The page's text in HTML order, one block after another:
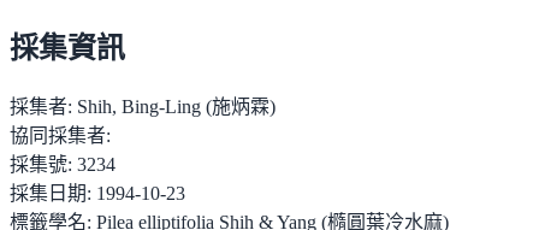
採集資訊
採集者: Shih, Bing-Ling (施炳霖)
協同採集者:
採集號: 3234
採集日期: 1994-10-23
標籤學名: Pilea elliptifolia Shih & Yang (橢圓葉冷水麻)